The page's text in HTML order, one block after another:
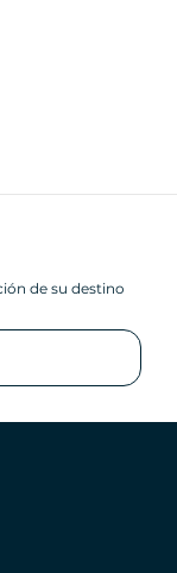
de su destino